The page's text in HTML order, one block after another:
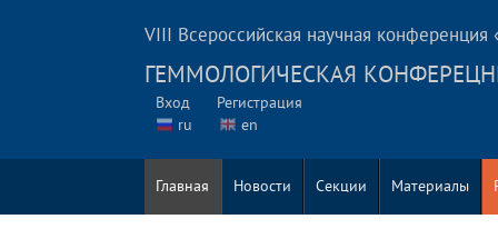
VIII Всероссийская научная конференция
ГЕММОЛОГИЧЕСКАЯ
Вход
Регистрация
ru
en
Главная Новости Секции Материалы